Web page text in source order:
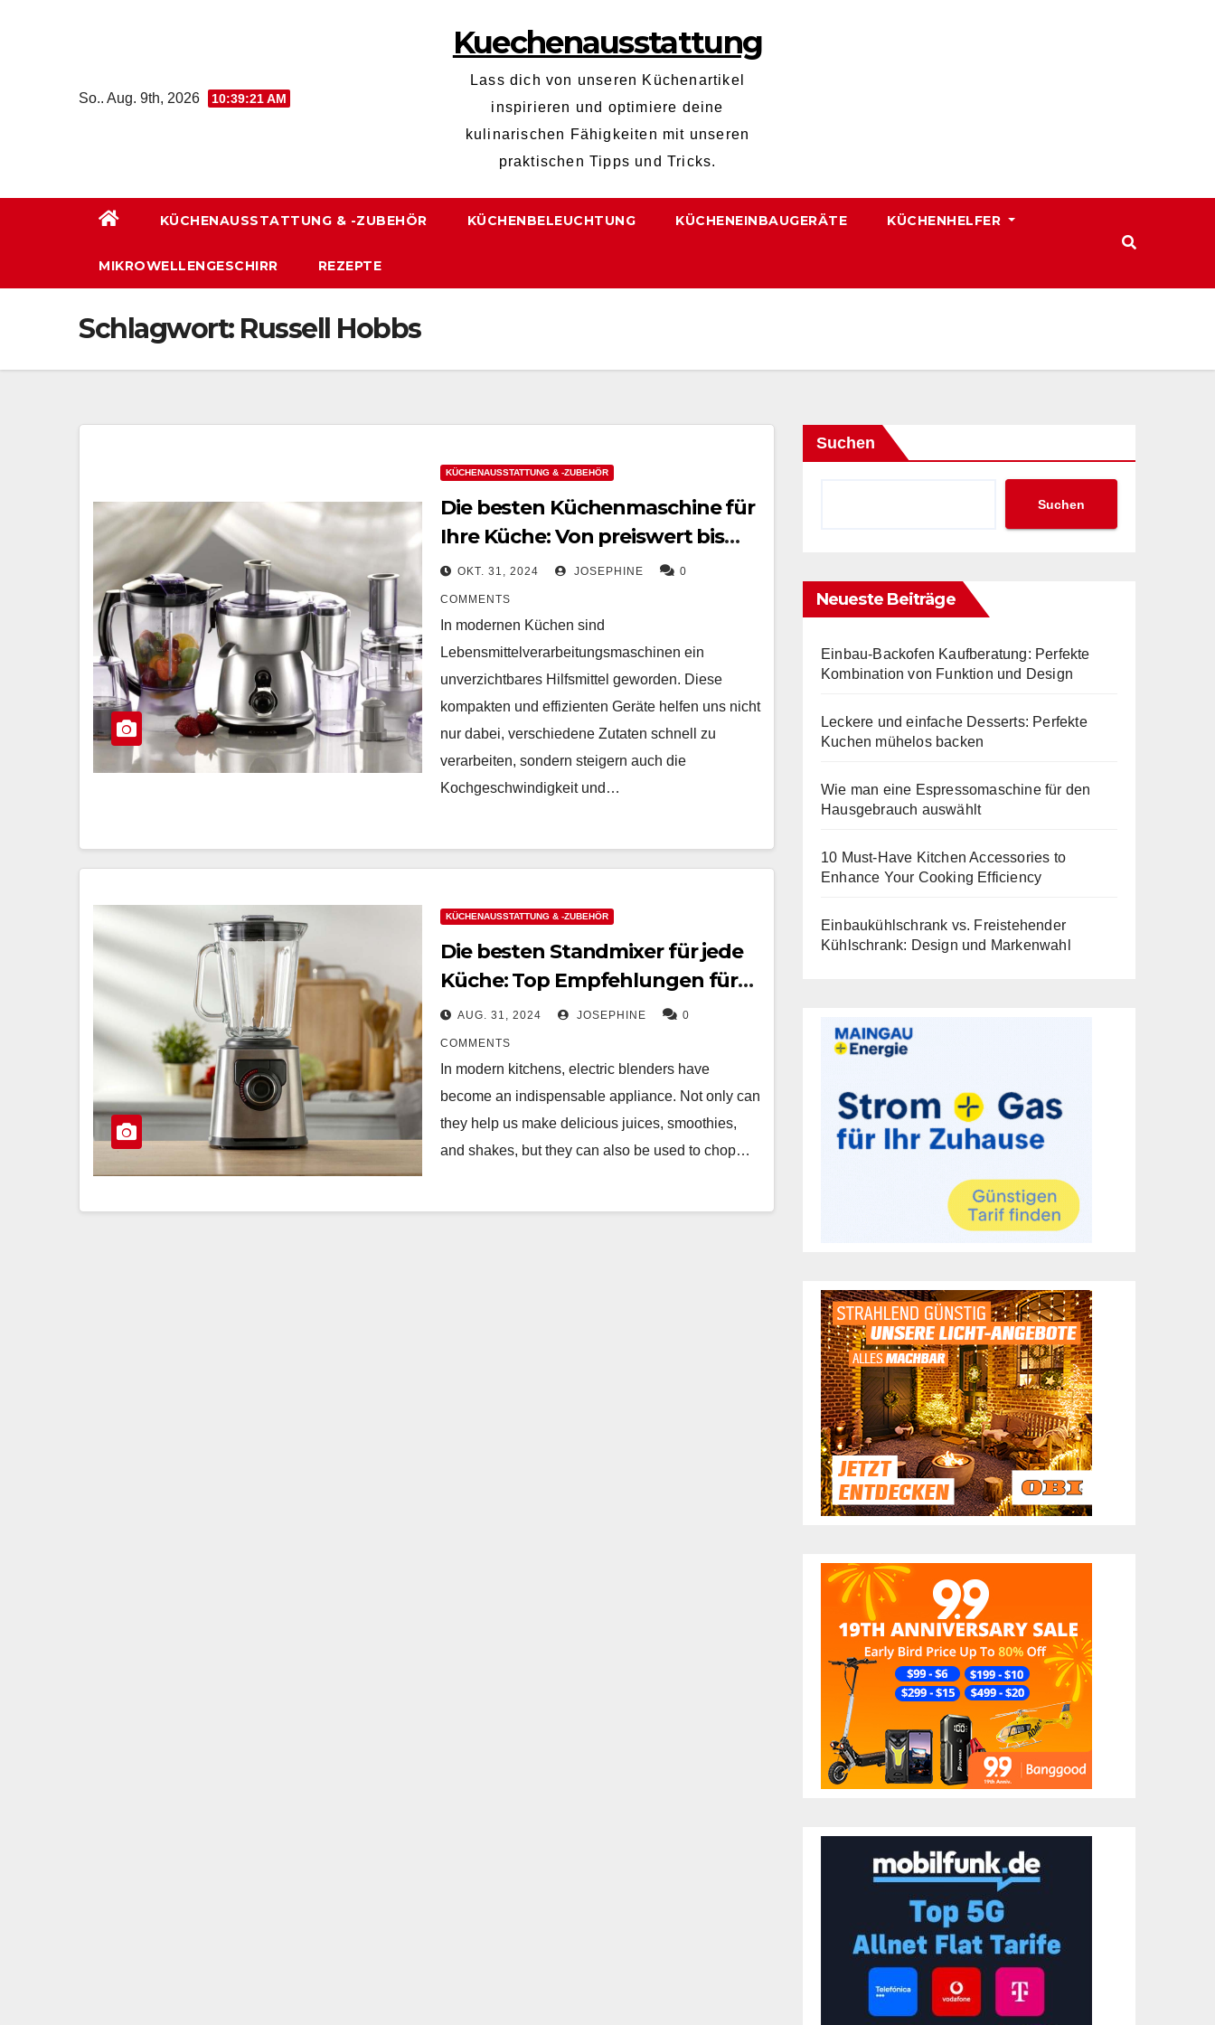
So.. Aug. 9th, 2026 10:39:21 AM
Kuechenausstattung
Lass dich von unseren Küchenartikel
inspirieren und optimiere deine
kulinarischen Fähigkeiten mit unseren
praktischen Tipps und Tricks.
KÜCHENAUSSTATTUNG & -ZUBEHÖR KÜCHENBELEUCHTUNG KÜCHENEINBAUGERÄTE KÜCHENHELFER
MIKROWELLENGESCHIRR REZEPTE
Schlagwort: Russell Hobbs
KÜCHENAUSSTATTUNG & -ZUBEHÖR
Die besten Küchenmaschine für
Ihre Küche: Von preiswert bis
hochwertig
OKT. 31, 2024 JOSEPHINE 0
COMMENTS
In modernen Küchen sind
Lebensmittelverarbeitungsmaschinen ein
unverzichtbares Hilfsmittel geworden. Diese
kompakten und effizienten Geräte helfen uns nicht
nur dabei, verschiedene Zutaten schnell zu
verarbeiten, sondern steigern auch die
Kochgeschwindigkeit und…
KÜCHENAUSSTATTUNG & -ZUBEHÖR
Die besten Standmixer für jede
Küche: Top Empfehlungen für
Leistung, Preis und Funktion
AUG. 31, 2024 JOSEPHINE 0
COMMENTS
In modern kitchens, electric blenders have
become an indispensable appliance. Not only can
they help us make delicious juices, smoothies,
and shakes, but they can also be used to chop…
Suchen
Suchen
Neueste Beiträge
Einbau-Backofen Kaufberatung: Perfekte
Kombination von Funktion und Design
Leckere und einfache Desserts: Perfekte
Kuchen mühelos backen
Wie man eine Espressomaschine für den
Hausgebrauch auswählt
10 Must-Have Kitchen Accessories to
Enhance Your Cooking Efficiency
Einbaukühlschrank vs. Freistehender
Kühlschrank: Design und Markenwahl